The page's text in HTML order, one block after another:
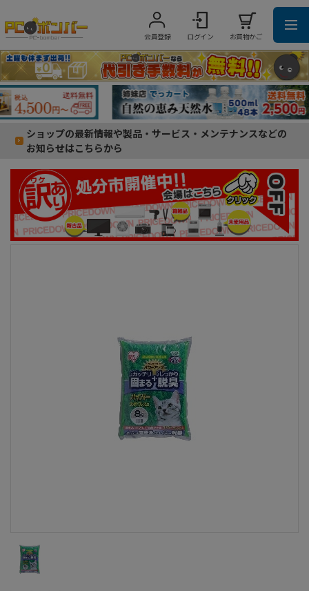
会員登録 ログイン お買物かご
ショップの最新情報や製品・サービス・メンテナンスなどの
お知らせはこちらから